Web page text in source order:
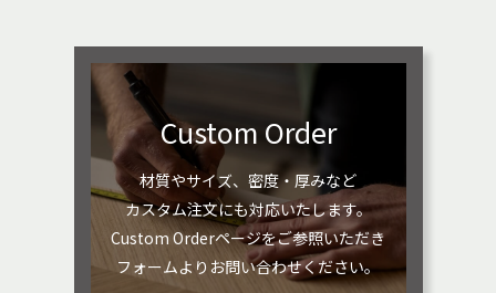
Custom Order
材質やサイズ、密度・厚みなど
カスタム注文にも対応いたします。
Custom Orderページをご参照いただき
フォームよりお問い合わせください。